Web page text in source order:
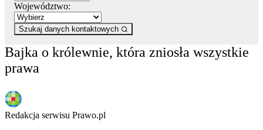
Województwo:
Szukaj danych kontaktowych
Bajka o królewnie, która zniosła wszystkie
prawa
Redakcja serwisu Prawo.pl